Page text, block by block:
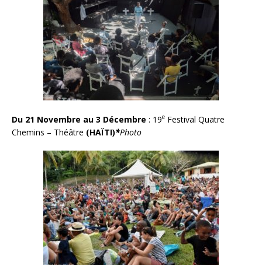
Du 21 Novembre au 3 Décembre : 19e Festival Quatre
Chemins – Théâtre (HAÏTI)*Photo